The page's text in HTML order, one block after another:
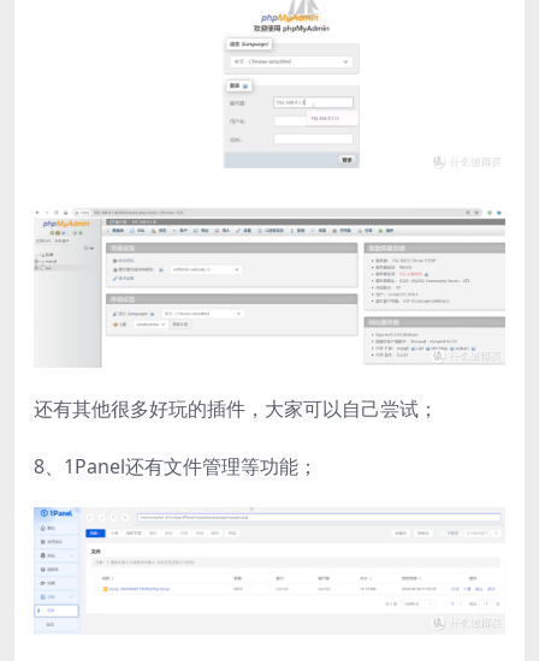
还有其他很多好玩的插件，大家可以自己尝试；
8、1Panel还有文件管理等功能；